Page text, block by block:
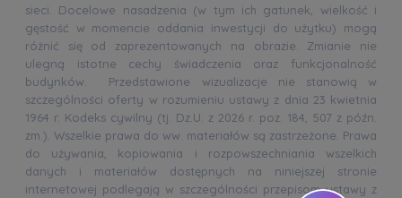
sieci. Docelowe nasadzenia (w tym ich gatunek, wielkość i
gęstość w momencie oddania inwestycji do użytku) mogą
różnić się od zaprezentowanych na obrazie. Zmianie nie
ulegną istotne cechy świadczenia oraz funkcjonalność
budynków. Przedstawione wizualizacje nie stanowią w
szczególności oferty w rozumieniu ustawy z dnia 23 kwietnia
1964 r. Kodeks cywilny (tj. Dz.U. z 2026 r. poz. 184, 507 z późn.
zm.). Wszelkie prawa do ww. materiałów są zastrzeżone. Prawa
do używania, kopiowania i rozpowszechniania wszelkich
danych i materiałów dostępnych na niniejszej stronie
internetowej podlegają w szczególności przepisom ustawy z